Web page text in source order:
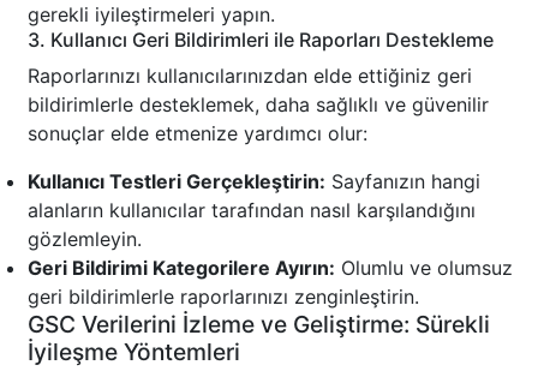
gerekli iyileştirmeleri yapın.
3. Kullanıcı Geri Bildirimleri ile Raporları Destekleme
Raporlarınızı kullanıcılarınızdan elde ettiğiniz geri
bildirimlerle desteklemek, daha sağlıklı ve güvenilir
sonuçlar elde etmenize yardımcı olur:
Kullanıcı Testleri Gerçekleştirin: Sayfanızın hangi
alanların kullanıcılar tarafından nasıl karşılandığını
gözlemleyin.
Geri Bildirimi Kategorilere Ayırın: Olumlu ve olumsuz
geri bildirimlerle raporlarınızı zenginleştirin.
GSC Verilerini İzleme ve Geliştirme: Sürekli
İyileşme Yöntemleri